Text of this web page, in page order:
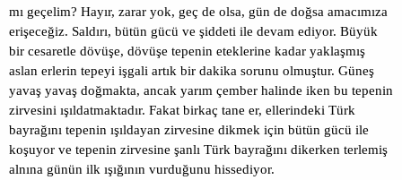
mı geçelim? Hayır, zarar yok, geç de olsa, gün de doğsa amacımıza
erişeceğiz. Saldırı, bütün gücü ve şiddeti ile devam ediyor. Büyük
bir cesaretle dövüşe, dövüşe tepenin eteklerine kadar yaklaşmış
aslan erlerin tepeyi işgali artık bir dakika sorunu olmuştur. Güneş
yavaş yavaş doğmakta, ancak yarım çember halinde iken bu tepenin
zirvesini ışıldatmaktadır. Fakat birkaç tane er, ellerindeki Türk
bayrağını tepenin ışıldayan zirvesine dikmek için bütün gücü ile
koşuyor ve tepenin zirvesine şanlı Türk bayrağını dikerken terlemiş
alnına günün ilk ışığının vurduğunu hissediyor.